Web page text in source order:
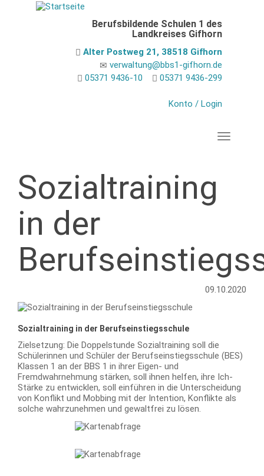
Berufsbildende Schulen 1 des
Landkreises Gifhorn
Alter Postweg 21, 38518 Gifhorn
verwaltung@bbs1-gifhorn.de
05371 9436-10
05371 9436-299
Konto / Login
Sozialtraining
in der
09.10.2020
Sozialtraining in der Berufseinstiegsschule
Zielsetzung: Die Doppelstunde Sozialtraining soll die
Schülerinnen und Schüler der Berufseinstiegsschule (BES)
Klassen 1 an der BBS 1 in ihrer Eigen- und
Fremdwahrnehmung stärken, soll ihnen helfen, ihre Ich-
Stärke zu entwicklen, soll einführen in die Unterscheidung
von Konflikt und Mobbing mit der Intention, Konflikte als
solche wahrzunehmen und gewaltfrei zu lösen.